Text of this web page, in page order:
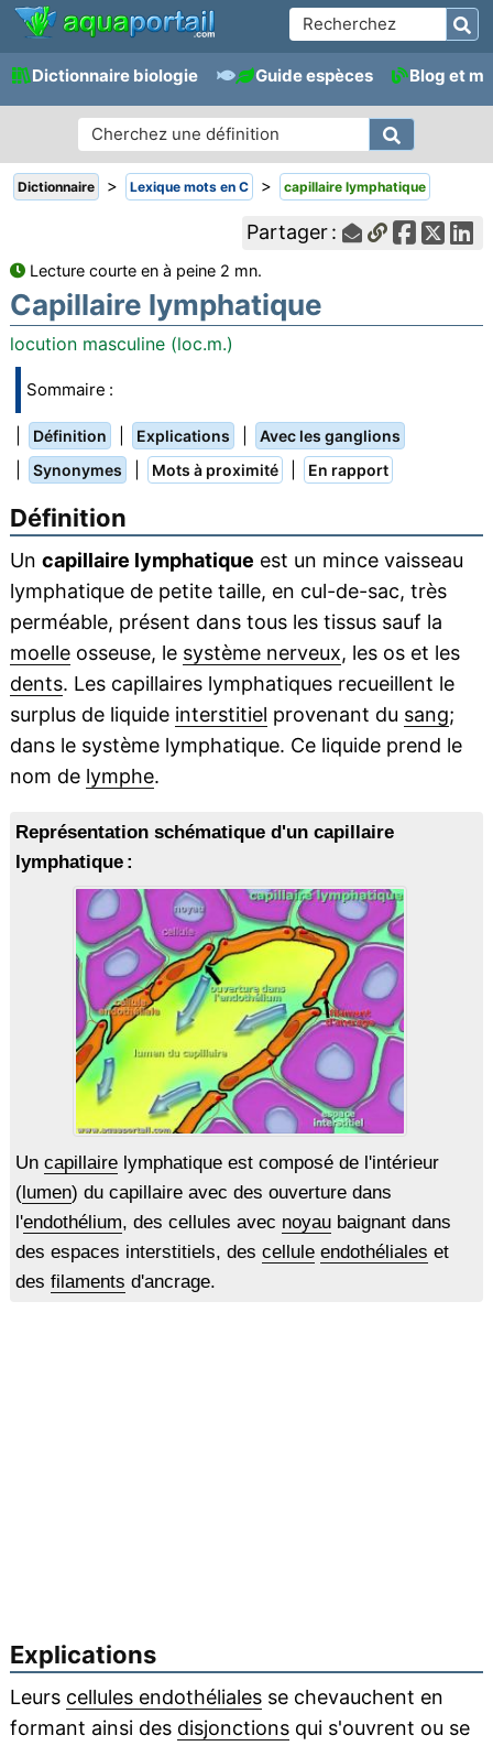
Dictionnaire biologie Guide espèces Blog et
Dictionnaire > Lexique mots en C > capillaire lymphatique
Partager :
Lecture courte en à peine 2 mn.
Capillaire lymphatique
locution masculine (loc.m.)
Sommaire :
Définition Explications Avec les ganglions
Synonymes Mots à proximité En rapport
Définition
Un capillaire lymphatique est un mince vaisseau
lymphatique de petite taille, en cul-de-sac, très
perméable, présent dans tous les tissus sauf la
moelleosseuse, le système nerveux, les os et les
dents. Les capillaires lymphatiques recueillent le
surplus de liquide interstitiel provenant du sang;
dans le système lymphatique. Ce liquide prend le
nom de lymphe.
Représentation schématique d'un capillaire
lymphatique :
Un capillairelymphatique est composé de l'intérieur
(lumen) du capillaire avec des ouverture dans
l'endothélium, des cellules avec noyaubaignant dans
des espaces interstitiels, des cellule endothéliales et
des filaments d'ancrage.
Explications
Leurs cellules endothélialesse chevauchent en
formant ainsi des disjonctionsqui s'ouvrent ou se